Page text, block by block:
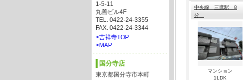
1-5-11
丸善ビル4F
TEL. 0422-24-3355
FAX. 0422-24-3344
>吉祥寺TOP
>MAP
国分寺店
東京都国分寺市本町
中央線 三鷹駅 8
分
マンション
1LDK